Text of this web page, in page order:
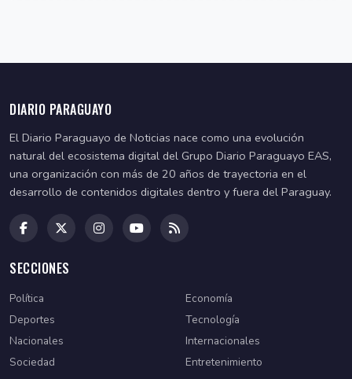
DIARIO PARAGUAYO
El Diario Paraguayo de Noticias nace como una evolución
natural del ecosistema digital del Grupo Diario Paraguayo EAS,
una organización con más de 20 años de trayectoria en el
desarrollo de contenidos digitales dentro y fuera del Paraguay.
SECCIONES
Política
Economía
Deportes
Tecnología
Nacionales
Internacionales
Sociedad
Entretenimiento